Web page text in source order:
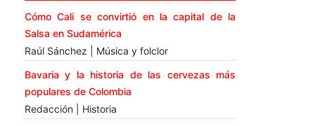
Cómo Cali se convirtió en la capital de la
Salsa en Sudamérica
Raúl Sánchez | Música y folclor
Bavaria y la historia de las cervezas más
populares de Colombia
Redacción | Historia